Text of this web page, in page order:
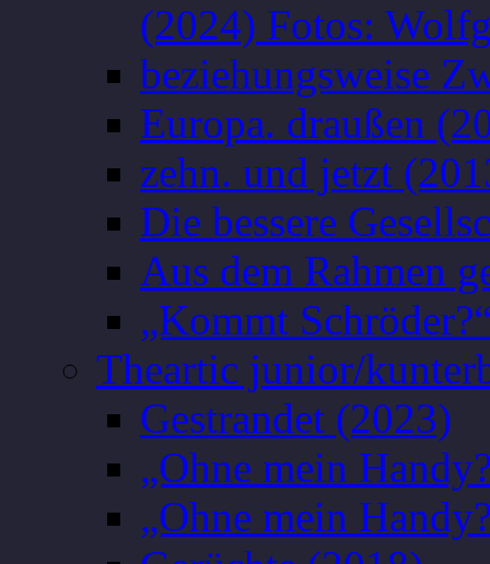
(2024) Fotos:
beziehungsweise
Europa. draußen
zehn. und jetzt
Die bessere
Aus dem Rahmen
„Kommt
Theartic junior/
Gestrandet (2023)
„Ohne mein
„Ohne mein